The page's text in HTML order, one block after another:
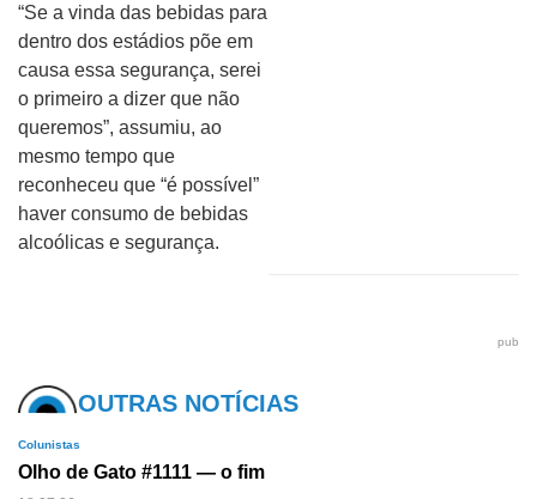
“Se a vinda das bebidas para
dentro dos estádios põe em
causa essa segurança, serei
o primeiro a dizer que não
queremos”, assumiu, ao
mesmo tempo que
reconheceu que “é possível”
haver consumo de bebidas
alcoólicas e segurança.
pub
OUTRAS NOTÍCIAS
Colunistas
Olho de Gato #1111 — o fim